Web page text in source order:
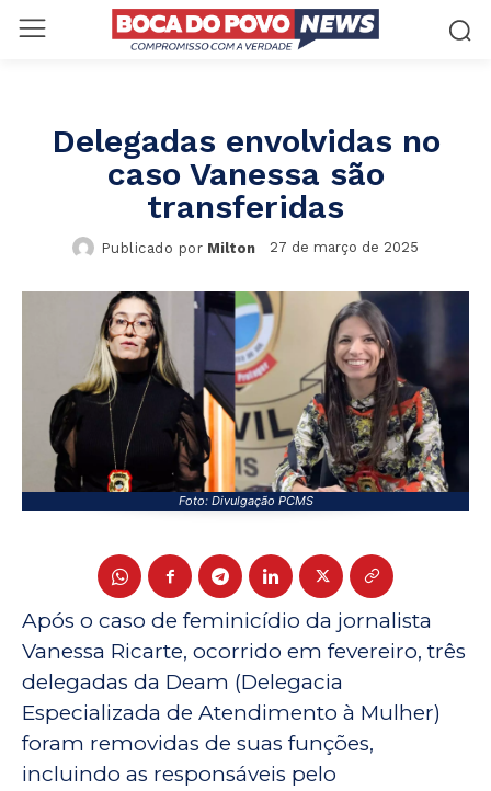
Delegadas envolvidas no
caso Vanessa são
transferidas
Publicado por Milton 27 de março de 2025
Foto: Divulgação PCMS
Após o caso de feminicídio da jornalista
Vanessa Ricarte, ocorrido em fevereiro, três
delegadas da Deam (Delegacia
Especializada de Atendimento à Mulher)
foram removidas de suas funções,
incluindo as responsáveis pelo